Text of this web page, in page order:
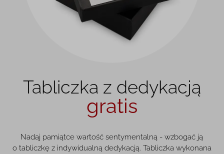
Tabliczka z dedykacją
gratis
Nadaj pamiątce wartość sentymentalną - wzbogać ją
o tabliczkę z indywidualną dedykacją. Tabliczka wykonana